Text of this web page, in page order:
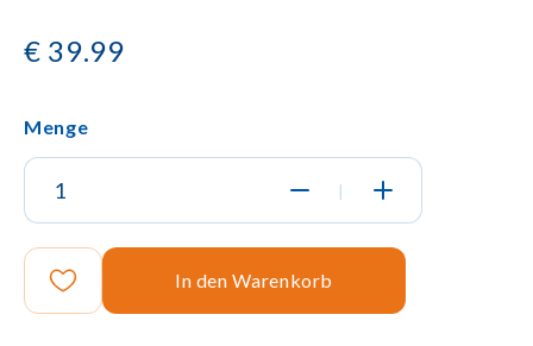
€ 39.99
Menge
|
In den Warenkorb